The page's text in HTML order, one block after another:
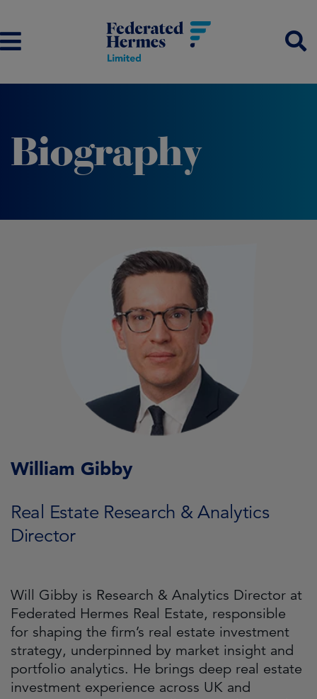
Biography
William Gibby
Real Estate Research & Analytics
Director
Will Gibby is Research & Analytics Director at
Federated Hermes Real Estate, responsible
for shaping the firm’s real estate investment
strategy, underpinned by market insight and
portfolio analytics. He brings deep real estate
investment experience across UK and